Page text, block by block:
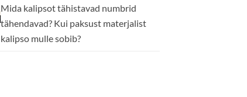
Mida kalipsot tähistavad numbrid
tähendavad? Kui paksust materjalist
kalipso mulle sobib?